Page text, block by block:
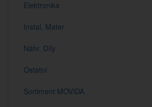
Elektronika
Instal. Mater
Náhr. Díly
Ostatní
Sortiment MOVIDA